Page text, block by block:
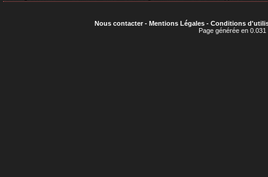
Nous contacter- Mentions Légales- Conditions
Page générée en